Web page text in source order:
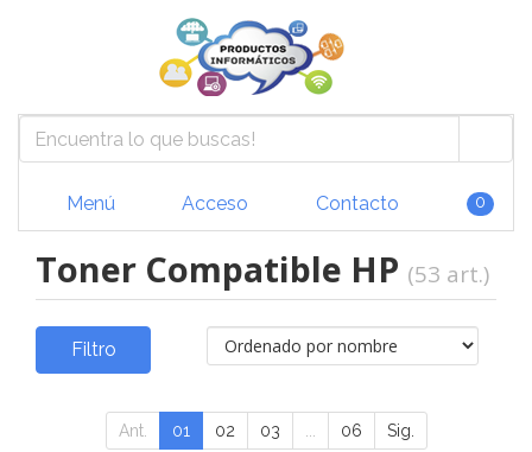
Menú Acceso Contacto 0
Toner Compatible HP (53 art.)
Filtro
Ant. 01 02 03 06 Sig.